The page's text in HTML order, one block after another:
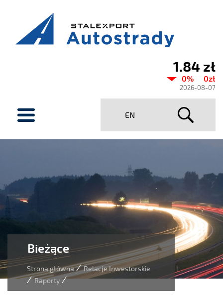
Stalexport
Autostrady
SA
1.84 zł
0% 0zł
2026-08-07
EN
Bieżące
Strona główna/ Relacje Inwestorskie
/ Raporty /